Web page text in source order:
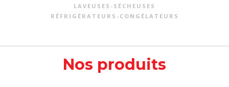
LAVEUSES-SÉCHEUSES
RÉFRIGÉRATEURS-CONGÉLATEURS
Nos produits